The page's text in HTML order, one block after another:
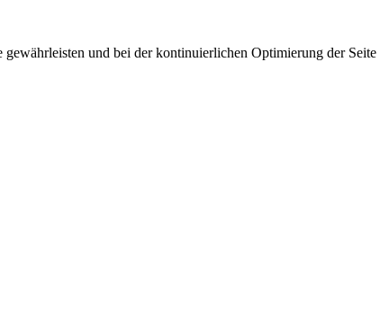
und bei der kontinuierlichen Optimierung der